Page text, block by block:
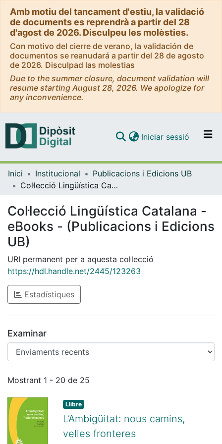
Amb motiu del tancament d'estiu, la validació
de documents es reprendrà a partir del 28
d'agost de 2026. Disculpeu les molèsties.
Con motivo del cierre de verano, la validación de
documentos se reanudará a partir del 28 de agosto
de 2026. Disculpad las molestias
Due to the summer closure, document validation will
resume starting August 28, 2026. We apologize for
any inconvenience.
Navega per tot el DD
Contacte
Iniciar sessió (current)
Inici Institucional
Publicacions i Edicions UB
Col·lecció Lingüística Catalana - eBooks - (Publicacions i Edicions UB)
Col·lecció Lingüística Catalana -
eBooks - (Publicacions i Edicions
UB)
URI permanent per a aquesta col·lecció
https://hdl.handle.net/2445/123263
Estadístiques
Examinar
Enviaments recents
Mostrant 1 - 20 de 25
Llibre
L’Ambigüitat: nous camins,
velles fronteres